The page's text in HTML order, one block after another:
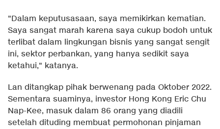
"Dalam keputusasaan, saya memikirkan kematian.
Saya sangat marah karena saya cukup bodoh untuk
terlibat dalam lingkungan bisnis yang sangat sengit
ini, sektor perbankan, yang hanya sedikit saya
ketahui," katanya.
Lan ditangkap pihak berwenang pada Oktober 2022.
Sementara suaminya, investor Hong Kong Eric Chu
Nap-Kee, masuk dalam 86 orang yang diadili
setelah dituding membuat permohonan pinjaman